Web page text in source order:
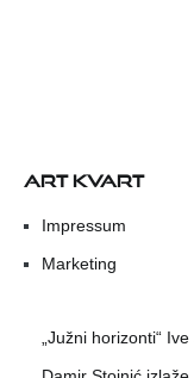
ART KVART
Impressum
Marketing
„Južni horizonti“